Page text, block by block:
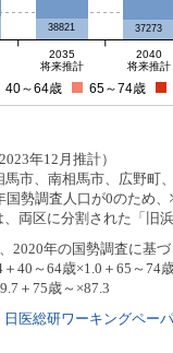
38821 37273
2035
将来推計
2040
将来推計
40～64歳 65～74歳
年12月推計）
市、南相馬市、広野町
調査人口が0のため、
両区に分割された「旧
2020年の国勢調査に基
40～64歳×1.0＋65～74
＋75歳～×87.3
日医総研ワーキングペー